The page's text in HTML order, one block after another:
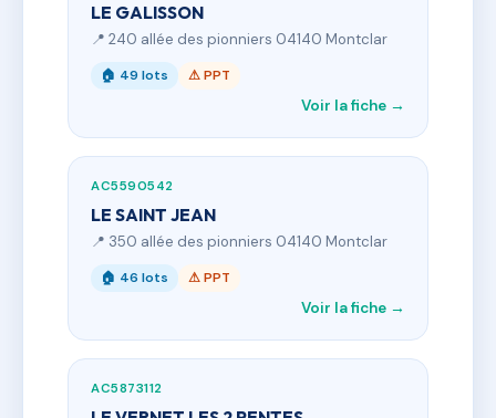
LE GALISSON
📍 240 allée des pionniers 04140 Montclar
🏠 49 lots ⚠ PPT
Voir la fiche →
AC5590542
LE SAINT JEAN
📍 350 allée des pionniers 04140 Montclar
🏠 46 lots ⚠ PPT
Voir la fiche →
AC5873112